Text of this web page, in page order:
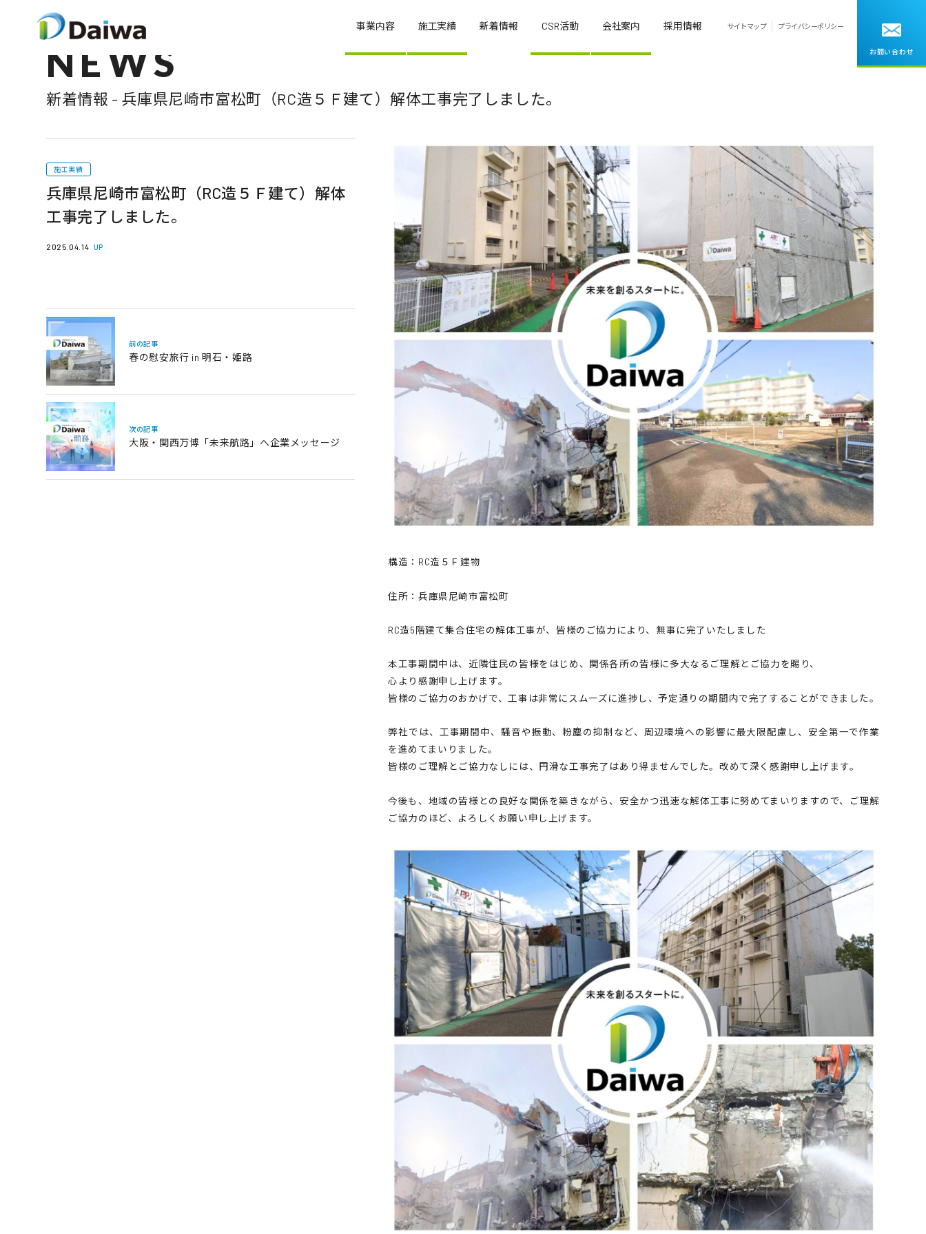
事業内容 施工実績 新着情報 CSR活動 会社案内 採用情報 サイトマップ プライバシーポリシー
お問い合わせ
NEWS
新着情報 - 兵庫県尼崎市富松町（RC造５Ｆ建て）解体工事完了しました。
施工実績
兵庫県尼崎市富松町（RC造５Ｆ建て）解体
工事完了しました。
2025.04.14 UP
前の記事
春の慰安旅行 in 明石・姫路
次の記事
大阪・関西万博「未来航路」へ企業メッセージ
構造：RC造５Ｆ建物
住所：兵庫県尼崎市富松町
RC造5階建て集合住宅の解体工事が、皆様のご協力により、無事に完了いたしました
本工事期間中は、近隣住民の皆様をはじめ、関係各所の皆様に多大なるご理解とご協力を賜り、
心より感謝申し上げます。
皆様のご協力のおかげで、工事は非常にスムーズに進捗し、予定通りの期間内で完了することができました。
弊社では、工事期間中、騒音や振動、粉塵の抑制など、周辺環境への影響に最大限配慮し、安全第一で作業
を進めてまいりました。
皆様のご理解とご協力なしには、円滑な工事完了はあり得ませんでした。改めて深く感謝申し上げます。
今後も、地域の皆様との良好な関係を築きながら、安全かつ迅速な解体工事に努めてまいりますので、ご理解
ご協力のほど、よろしくお願い申し上げます。